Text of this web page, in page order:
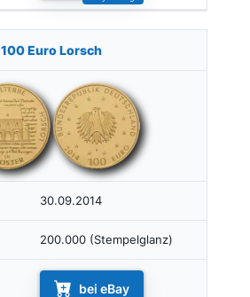
100 Euro Lorsch
30.09.2014
200.000 (Stempelglanz)
bei eBay